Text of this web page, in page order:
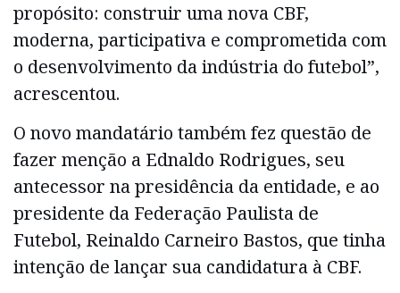
propósito: construir uma nova CBF,
moderna, participativa e comprometida com
o desenvolvimento da indústria do futebol”,
acrescentou.
O novo mandatário também fez questão de
fazer menção a Ednaldo Rodrigues, seu
antecessor na presidência da entidade, e ao
presidente da Federação Paulista de
Futebol, Reinaldo Carneiro Bastos, que tinha
intenção de lançar sua candidatura à CBF.